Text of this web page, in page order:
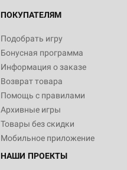
ПОКУПАТЕЛЯМ
Подобрать игру
Бонусная программа
Информация о заказе
Возврат товара
Помощь с правилами
Архивные игры
Товары без скидки
Мобильное приложение
НАШИ ПРОЕКТЫ